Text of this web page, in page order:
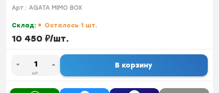
Арт.: AGATA MIMO BOX
Склад: Осталось 1 шт.
10 450 ₽/шт.
шт.
В корзину